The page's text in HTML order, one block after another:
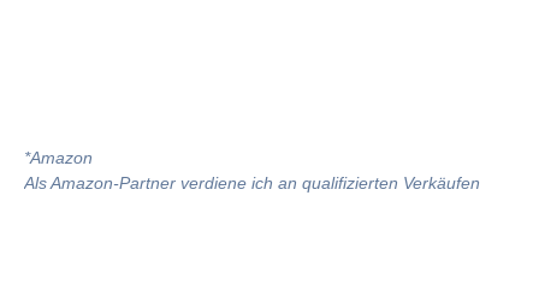
*Amazon
Als Amazon-Partner verdiene ich an qualifizierten Verkäufen